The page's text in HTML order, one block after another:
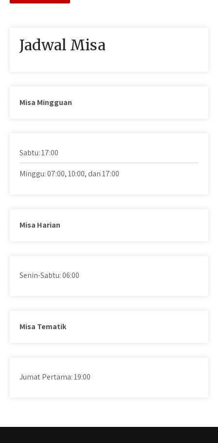
Jadwal Misa
Misa Mingguan
Sabtu: 17:00
Minggu: 07:00, 10:00, dan 17:00
Misa Harian
Senin-Sabtu: 06:00
Misa Tematik
Jumat Pertama: 19:00